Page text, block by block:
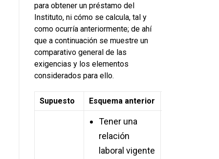
para obtener un préstamo del
Instituto, ni cómo se calcula, tal y
como ocurría anteriormente; de ahí
que a continuación se muestre un
comparativo general de las
exigencias y los elementos
considerados para ello.
Supuesto Esquema anterior
Tener una
relación
laboral vigente